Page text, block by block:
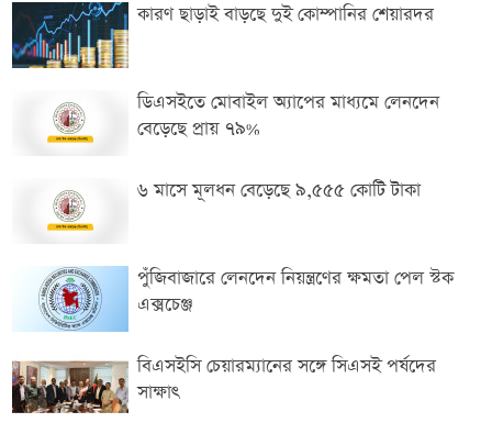
কারণ ছাড়াই বাড়ছে দুই কোম্পানির শেয়ারদর
ডিএসইতে মোবাইল অ্যাপের মাধ্যমে লেনদেন
বেড়েছে প্রায় ৭৯%
৬ মাসে মূলধন বেড়েছে ৯,৫৫৫ কোটি টাকা
পুঁজিবাজারে লেনদেন নিয়ন্ত্রণের ক্ষমতা পেল স্টক
এক্সচেঞ্জ
বিএসইসি চেয়ারম্যানের সঙ্গে সিএসই পর্ষদের
সাক্ষাৎ